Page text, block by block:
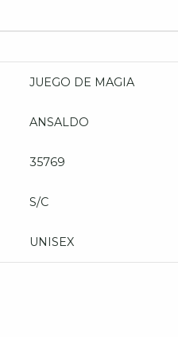
JUEGO DE MAGIA
ANSALDO
35769
S/C
UNISEX